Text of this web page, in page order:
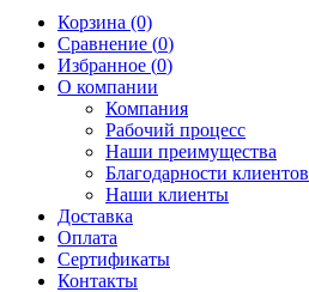
Корзина (0)
Сравнение (0)
Избранное (0)
О компании
Компания
Рабочий процесс
Наши преимущества
Благодарности клиентов
Наши клиенты
Доставка
Оплата
Сертификаты
Контакты